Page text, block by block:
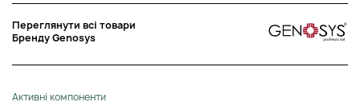
Переглянути всі товари
Бренду Genosys
Активні компоненти